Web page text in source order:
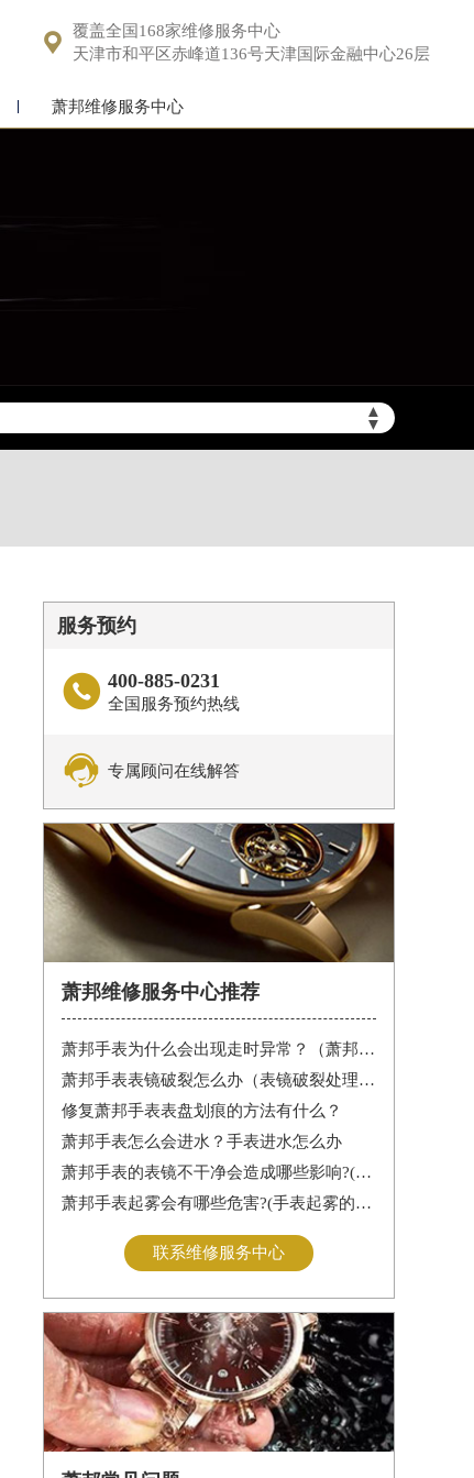

覆盖全国168家维修服务中心
天津市和平区赤峰道136号天津国际金融中心26层
萧邦维修服务中心
▲
▼
服务预约
 400-885-0231
全国服务预约热线
 专属顾问在线解答
萧邦维修服务中心推荐
萧邦手表为什么会出现走时异常？（萧邦手表走时不准）
萧邦手表表镜破裂怎么办（表镜破裂处理措施）
修复萧邦手表表盘划痕的方法有什么？
萧邦手表怎么会进水？手表进水怎么办
萧邦手表的表镜不干净会造成哪些影响?(表镜有污渍的危害)
萧邦手表起雾会有哪些危害?(手表起雾的危害)
联系维修服务中心